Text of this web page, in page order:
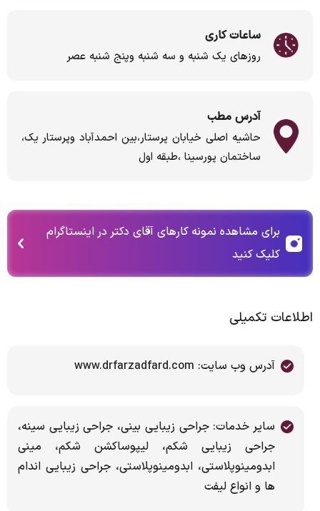
ساعات کاری
روزهای یک شنبه و سه شنبه وپنج شنبه عصر
آدرس مطب
حاشیه اصلی خیابان پرستار،بین احمدآباد وپرستار یک،
ساختمان پورسینا ،طبقه اول
برای مشاهده نمونه کارهای آقای دکتر در اینستاگرام
کلیک کنید
اطلاعات تکمیلی
آدرس وب سایت: www.drfarzadfard.com
سایر خدمات: جراحی زیبایی بینی، جراحی زیبایی سینه،
جراحی زیبایی شکم، لیپوساکشن شکم، مینی
ابدومینوپلاستی، ابدومینوپلاستی، جراحی زیبایی اندام
ها و انواع لیفت